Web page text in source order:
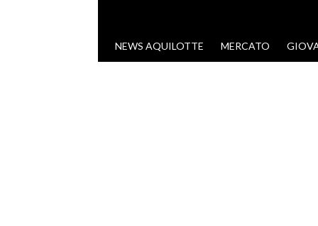
VAI AL CONTENUTO
NEWS AQUILOTTE MERCATO